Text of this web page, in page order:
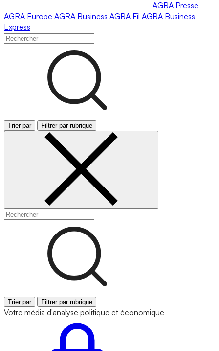
AGRA Presse
AGRA Europe AGRA Business AGRA Fil AGRA Business
Express
Trier par Filtrer par rubrique
Trier par Filtrer par rubrique
Votre média d'analyse politique et économique